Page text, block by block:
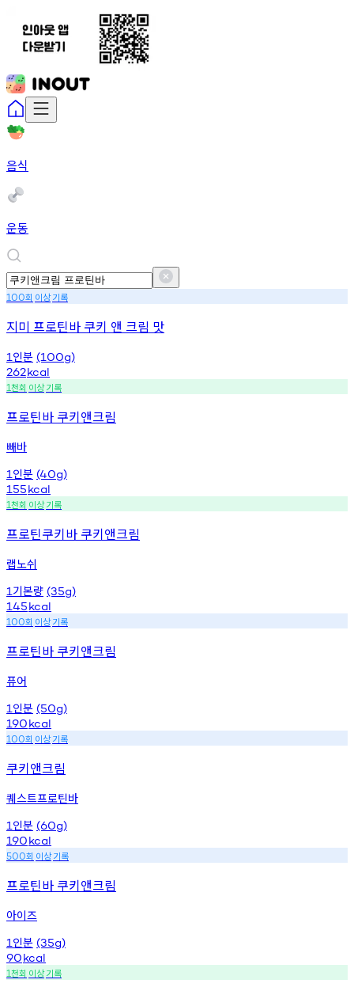
음식
운동
100회 이상기록
지미 프로틴바 쿠키 앤 크림 맛
1 인분 (100g)
262kcal
1천회 이상기록
프로틴바 쿠키앤크림
빼바
1 인분 (40g)
155kcal
1천회 이상기록
프로틴쿠키바 쿠키앤크림
랩노쉬
1 기본량 (35g)
145kcal
100회 이상기록
프로틴바 쿠키앤크림
퓨어
1 인분 (50g)
190kcal
100회 이상기록
쿠키앤크림
퀘스트프로틴바
1 인분 (60g)
190kcal
500회 이상기록
프로틴바 쿠키앤크림
아이즈
1 인분 (35g)
90kcal
1천회 이상기록